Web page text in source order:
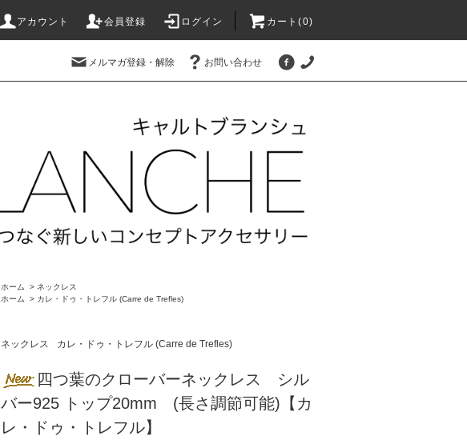
アカウント 会員登録 ログイン カート(0)
メルマガ登録・解除 お問い合わせ
ホーム > ネックレス
ホーム
> カレ・ドゥ・トレフル (Carre de Trefles)
ネックレス カレ・ドゥ・トレフル (Carre de Trefles)
四つ葉のクローバーネックレス シル
バー925 トップ20mm (長さ調節可能)【カ
レ・ドゥ・トレフル】